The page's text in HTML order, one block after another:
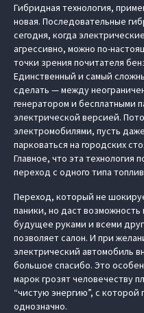
Гибридная технология,
новая. Последовательные
сегодня, когда
агрессивно, можно по-
точки зрения почитателя
Единственный и самый
сделать — между
генератором и бесплатными
электрической версией.
электромобилями, пусть
парковаться на городских
Главное, что эта технология
переход с одного типа
Переход, который не
паники, но даст
будущее руками и всеми
позволяет салон. И при
электрический автомобиль
большое спасибо. Это
марок грозят человечеству
“чистую энергию”, с которой
однозначно.